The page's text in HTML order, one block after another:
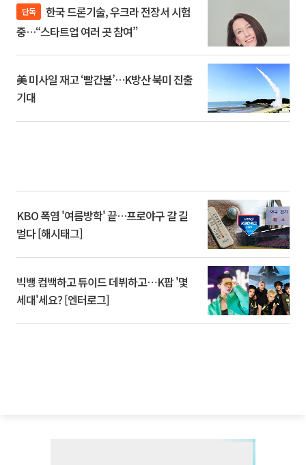
단독
중…“스타트업 여러 곳 참여”
美 미사일 재고 ‘빨간불’…K방산 북미 진출
기대
KBO 폭염 '여름방학' 끝…프로야구 갈 길
멀다 [해시태그]
빅뱅 컴백하고 튜이드 데뷔하고⋯K팝 '몇
세대'세요? [엔터로그]